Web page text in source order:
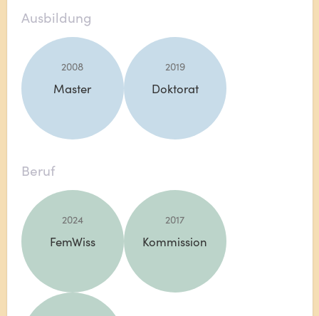
Ausbildung
2008
Master
2019
Doktorat
Beruf
2024
FemWiss
2017
Kommission